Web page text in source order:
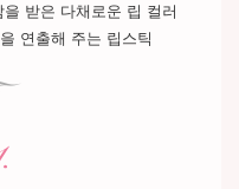
을 받은 다채로운 립 컬러
연출해 주는 립스틱